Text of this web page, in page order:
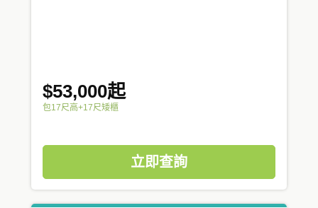
$53,000起
包17尺高+17尺矮櫃
立即查詢